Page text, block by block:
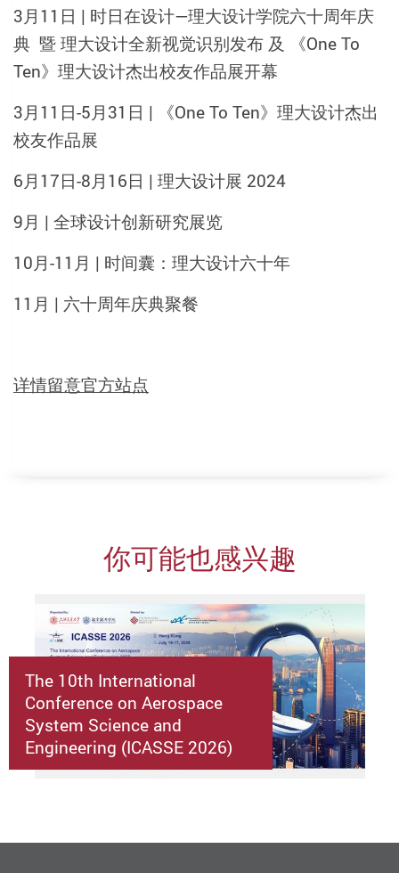
3月11日 | 时日在设计—理大设计学院六十周年庆
典 暨 理大设计全新视觉识别发布 及 《One To
Ten》理大设计杰出校友作品展开幕
3月11日-5月31日 | 《One To Ten》理大设计杰出
校友作品展
6月17日-8月16日 | 理大设计展 2024
9月 | 全球设计创新研究展览
10月-11月 | 时间囊：理大设计六十年
11月 | 六十周年庆典聚餐
详情留意官方站点
你可能也感兴趣
The 10th International
Conference on Aerospace
System Science and
Engineering (ICASSE 2026)